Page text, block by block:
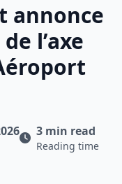
annonce
l’axe
3 min read
Reading time